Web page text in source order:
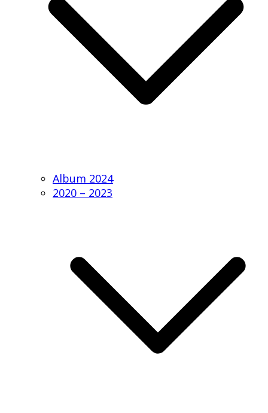
Album 2024
2020 – 2023